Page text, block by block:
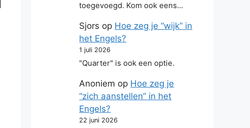
toegevoegd. Kom ook eens…
Sjors op Hoe zeg je “wijk” in
het Engels?
1 juli 2026
"Quarter" is ook een optie.
Anoniem op Hoe zeg je
“zich aanstellen” in het
Engels?
22 juni 2026